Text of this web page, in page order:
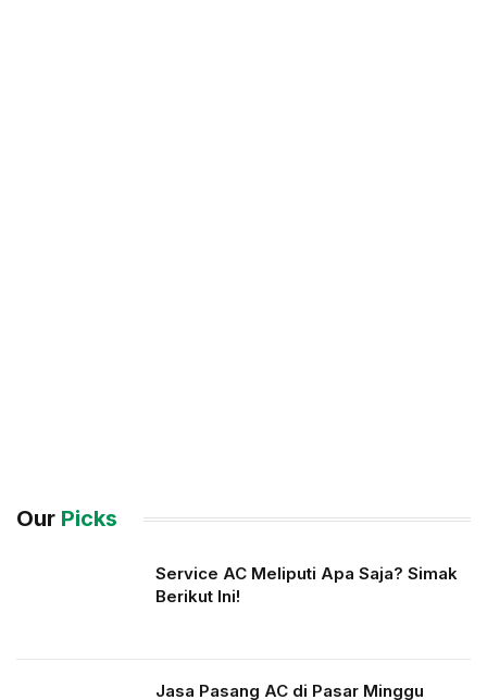
Our Picks
Service AC Meliputi Apa Saja? Simak
Berikut Ini!
Jasa Pasang AC di Pasar Minggu